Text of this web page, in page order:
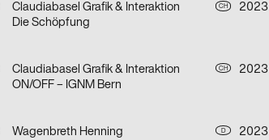
Claudiabasel Grafik & Interaktion CH
2023
Die Schöpfung
Claudiabasel Grafik & Interaktion CH
2023
ON/OFF – IGNM Bern
Wagenbreth Henning D
2023